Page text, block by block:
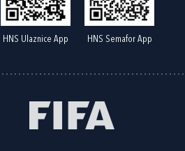
HNS Ulaznice App HNS Semafor App